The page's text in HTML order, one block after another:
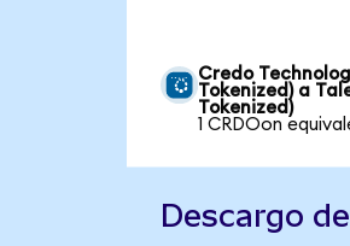
Credo
Tokenized) a
Tokenized)
1 CRDOon
Descargo